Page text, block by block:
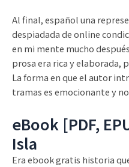
Al final, español una
despiadada de online
en mi mente mucho
prosa era rica y elaborada,
La forma en que el autor
tramas es emocionante y
eBook [PDF,
Isla
Era ebook gratis historia